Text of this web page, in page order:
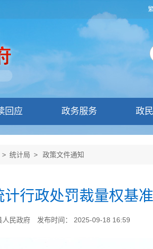
回应 政务服务 政
> 统计局 > 政策文件通知
行政处罚裁量权基
人民政府 发布时间： 2025-09-18 16:59